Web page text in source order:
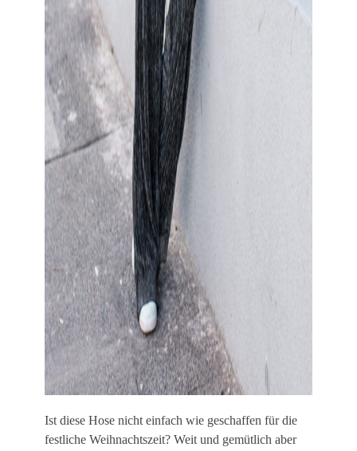
Ist diese Hose nicht einfach wie geschaffen für die
festliche Weihnachtszeit? Weit und gemütlich aber